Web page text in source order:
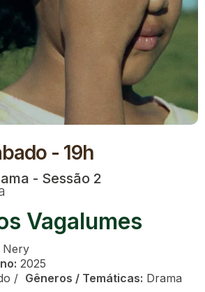
- 19h
- Sessão 2
Vagalumes
Nery
2025
/ Gêneros / Temáticas: Drama